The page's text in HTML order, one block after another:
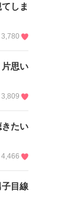
しま
3,780
思い
3,809
たい
4,466
目線